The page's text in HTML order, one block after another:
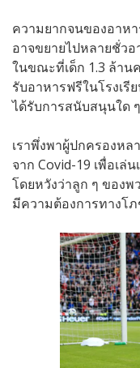
ความยากจนของอาห
อาจขยายไปหลายชั่ว
ในขณะที่เด็ก 1.3 ล้าน
รับอาหารฟรีในโรงเรี
ได้รับการสนับสนุนใด
เราพึ่งพาผู้ปกครองหล
จาก Covid-19 เพื่อเ
โดยหวังว่าลูก ๆ ของพ
มีความต้องการทางโภ